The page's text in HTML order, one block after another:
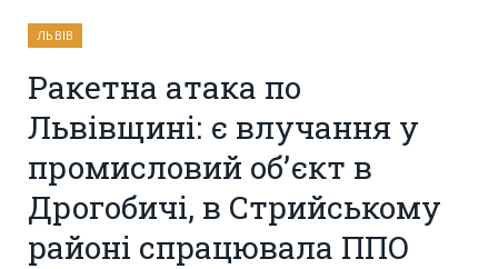
ЛЬВІВ
Ракетна атака по
Львівщині: є влучання у
промисловий об’єкт в
Дрогобичі, в Стрийському
районі спрацювала ППО